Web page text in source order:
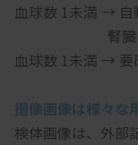
血球数 1未満 → 自
腎臓内科：
血球数 1未満 → 要
撮像画像は様々な
検体画像は、外部